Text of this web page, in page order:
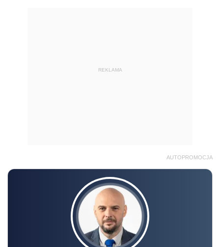
REKLAMA
AUTOPROMOCJA